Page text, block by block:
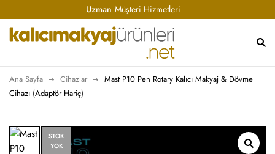
Uzman Müşteri Hizmetleri
Ana Sayfa Cihazlar
Mast P10 Pen Rotary Kalıcı Makyaj & Dövme
Cihazı (Adaptör Hariç)
STOK
YOK